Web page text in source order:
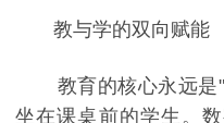
教与学的双向赋能
教育的核心永远是"
坐在课桌前的学生。